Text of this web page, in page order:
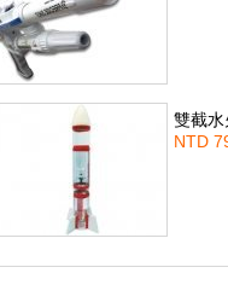
雙截水
NTD